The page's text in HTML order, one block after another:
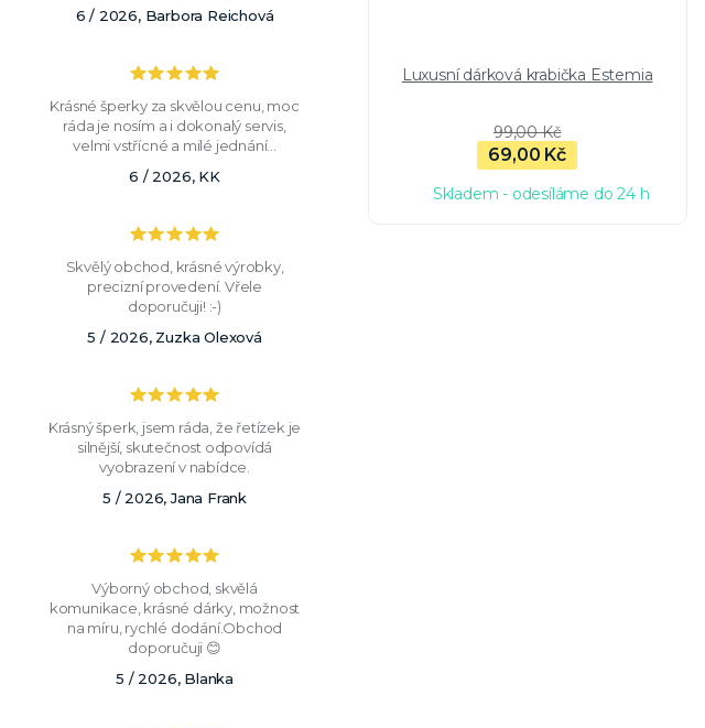
6 / 2026, Barbora Reichová
Krásné šperky za skvělou cenu, moc
ráda je nosím a i dokonalý servis,
velmi vstřícné a milé jednání...
6 / 2026, KK
Skvělý obchod, krásné výrobky,
precizní provedení. Vřele
doporučuji! :-)
5 / 2026, Zuzka Olexová
Krásný šperk, jsem ráda, že řetízek je
silnější, skutečnost odpovídá
vyobrazení v nabídce.
5 / 2026, Jana Frank
Výborný obchod, skvělá
komunikace, krásné dárky, možnost
na míru, rychlé dodání.Obchod
doporučuji 😊
5 / 2026, Blanka
Luxusní dárková krabička Estemia
99,00 Kč
69,00 Kč
Skladem - odesíláme do 24 h